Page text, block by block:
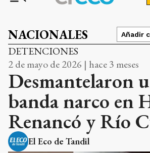
NACIONALES Añadir
DETENCIONES
2 de mayo de 2026 | hace 3 meses
Desmantelaron
banda narco en
Renancó y Río
El Eco de Tandil